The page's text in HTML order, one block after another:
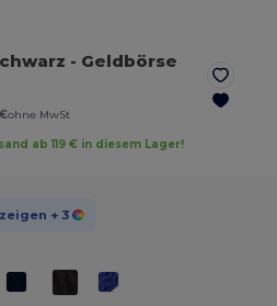
- Geldbörse
ohne MwSt
ab 119 € in diesem Lager!
+ 3